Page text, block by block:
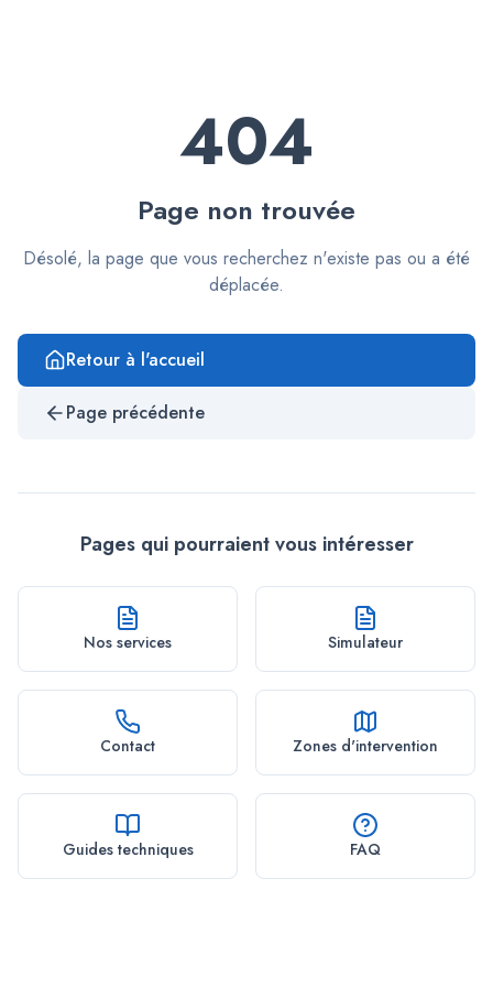
404
Page non trouvée
Désolé, la page que vous recherchez n'existe pas ou a été
déplacée.
Retour à l'accueil
Page précédente
Pages qui pourraient vous intéresser
Nos services Simulateur
Contact Zones d'intervention
Guides techniques FAQ